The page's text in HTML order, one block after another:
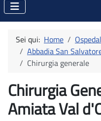
Sei qui: Home
Abbadia San
Chirurgia generale
Chirurgia
Amiata Val